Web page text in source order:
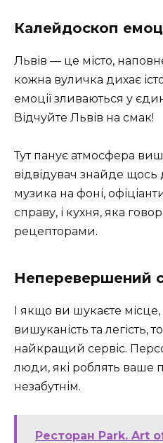
Калейдоскоп
Львів — це місто,
кожна вуличка дихає
емоції зливаються у
Відчуйте Львів на смак!
Тут панує атмосфера
відвідувач знайде
музика на фоні,
справу, і кухня, яка
рецепторами.
Неперевершений
І якщо ви шукаєте
вишуканість та легість,
найкращий сервіс.
люди, які роблять ваше
незабутнім.
Ресторан Park. Art